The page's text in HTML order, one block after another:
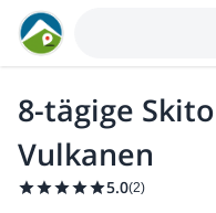
8-tägige
Vulkanen
5.0(2)